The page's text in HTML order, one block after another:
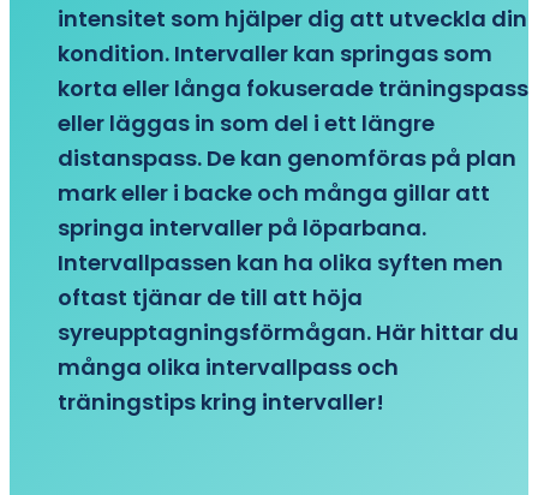
intensitet som hjälper dig att utveckla din
kondition. Intervaller kan springas som
korta eller långa fokuserade träningspass
eller läggas in som del i ett längre
distanspass. De kan genomföras på plan
mark eller i backe och många gillar att
springa intervaller på löparbana.
Intervallpassen kan ha olika syften men
oftast tjänar de till att höja
syreupptagningsförmågan. Här hittar du
många olika intervallpass och
träningstips kring intervaller!